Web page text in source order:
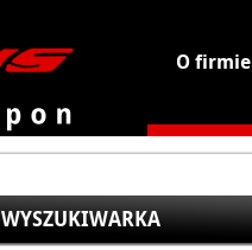
O firmie
WYSZUKIWARKA